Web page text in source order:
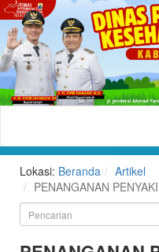
Peternakan
dan
Kesehatan
Hewan
Kabupaten
Lokasi: Beranda
Artikel
PENANGANAN